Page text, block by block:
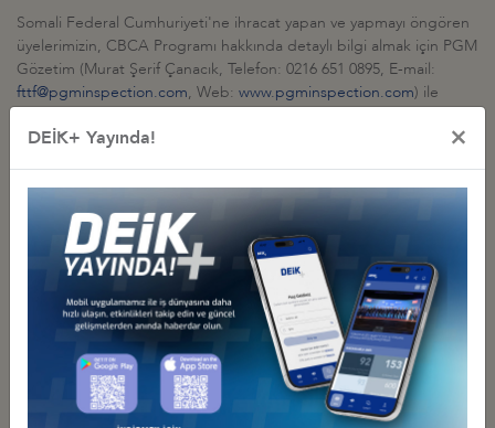
Somali Federal Cumhuriyeti'ne ihracat yapan ve yapmayı öngören
üyelerimizin, CBCA Programı hakkında detaylı bilgi almak için PGM
Gözetim (Murat Şerif Çanacık, Telefon: 0216 651 0895, E-mail:
fttf@pgminspection.com, Web: www.pgminspection.com) ile
Diğer Duyurular
GÜRCİSTAN YATIRIM PROJELERİ HK.
27 Temmuz 2026 Pazartesi Türkiye - Gürcistan İş Konseyi
AFGANİSTAN TALK MADEN SAHASI GELİŞTİRME İHALESİ HK
27 Temmuz 2026 Pazartesi Türkiye - Afganistan İş Konseyi
DEİK+ Yayında! ×